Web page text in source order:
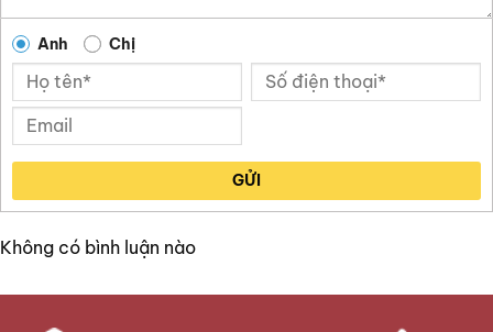
Anh Chị
GỬI
Không có bình luận nào